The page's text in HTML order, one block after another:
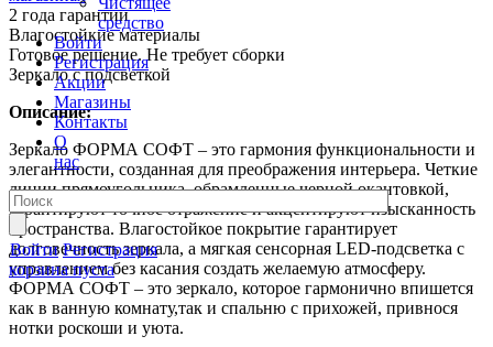
средство
Войти
Регистрация
Акции
Магазины
Контакты
О
нас
Войти Регистрация
корзина пуста
2 года гарантии
Влагостойкие материалы
Готовое решение. Не требует сборки
Зеркало с подсветкой
Описание:
Зеркало ФОРМА СОФТ – это гармония функциональности и
элегантности, созданная для преображения интерьера. Четкие
линии прямоугольника, обрамленные черной окантовкой,
гарантируют точное отражение и акцентируют изысканность
пространства. Влагостойкое покрытие гарантирует
долговечность зеркала, а мягкая сенсорная LED-подсветка с
управлением без касания создать желаемую атмосферу.
ФОРМА СОФТ – это зеркало, которое гармонично впишется
как в ванную комнату,так и спальню с прихожей, привнося
нотки роскоши и уюта.